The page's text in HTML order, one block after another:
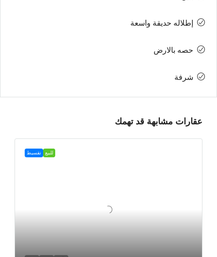
إطلاله حديقة واسعة
حصه بالارض
شرفة
عقارات مشابهة قد تهمك
للبيع تقسيط